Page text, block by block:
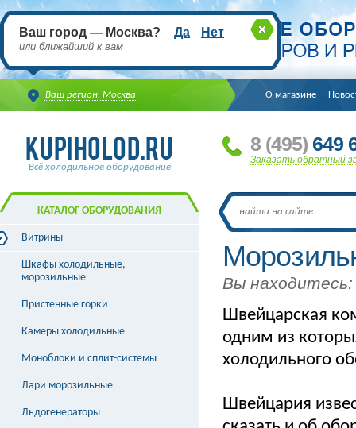
Ваш регион: Москва
Ваш город — Москва? Да Нет
или ближайший к вам
О магазине
Всё холодильное оборудование
8 (495) 649
Заказать обратный
Вы находитесь:
Швейцарская
одним из
холодильного
Швейцария
КАТАЛОГ ОБОРУДОВАНИЯ
Витрины
Витрины холодильные
Витрины морозильные
Витрины кондитерские
Витрины угловые
Витрины «рыба на льду»
Шкафы холодильные,
морозильные
Пристенные горки
Камеры холодильные
Моноблоки и сплит-системы
Лари морозильные
Льдогенераторы